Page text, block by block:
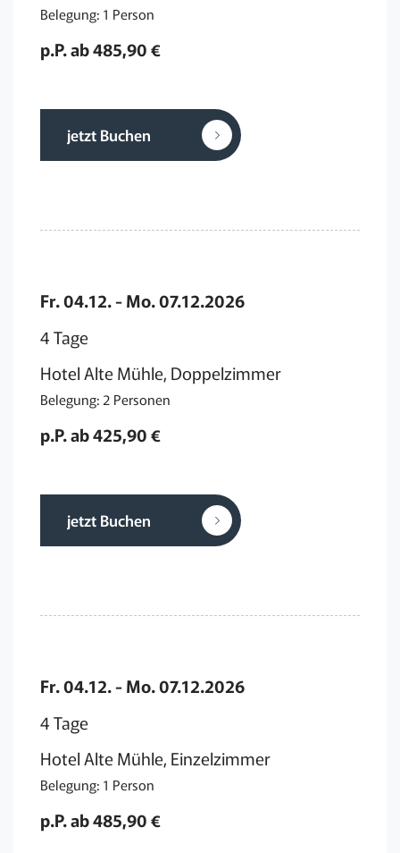
Belegung: 1 Person
p.P. ab 485,90 €
jetzt Buchen
Fr. 04.12. - Mo. 07.12.2026
4 Tage
Hotel Alte Mühle, Doppelzimmer
Belegung: 2 Personen
p.P. ab 425,90 €
jetzt Buchen
Fr. 04.12. - Mo. 07.12.2026
4 Tage
Hotel Alte Mühle, Einzelzimmer
Belegung: 1 Person
p.P. ab 485,90 €